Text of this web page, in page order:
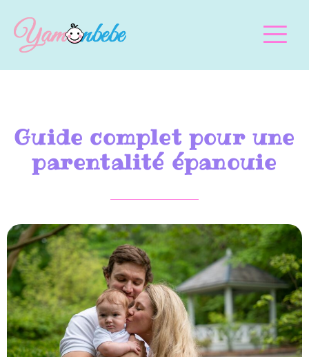
Guide complet pour une
parentalité épanouie